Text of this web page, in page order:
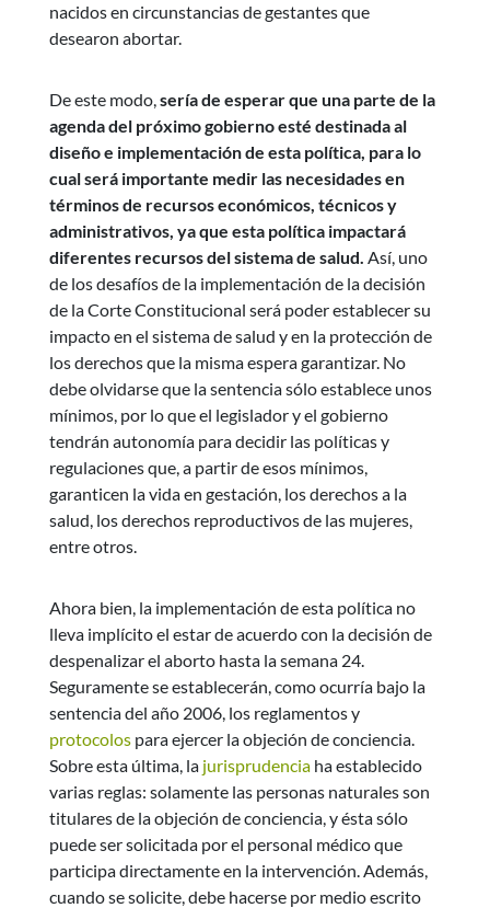
nacidos en circunstancias de gestantes que
desearon abortar.
De este modo,sería de esperar que una parte de la
agenda del próximo gobierno esté destinada al
diseño e implementación de esta política, para lo
cual será importante medir las necesidades en
términos de recursos económicos, técnicos y
administrativos, ya que esta política impactará
diferentes recursos del sistema de salud. Así, uno
de los desafíos de la implementación de la decisión
de la Corte Constitucional será poder establecer su
impacto en el sistema de salud y en la protección de
los derechos que la misma espera garantizar. No
debe olvidarse que la sentencia sólo establece unos
mínimos, por lo que el legislador y el gobierno
tendrán autonomía para decidir las políticas y
regulaciones que, a partir de esos mínimos,
garanticen la vida en gestación, los derechos a la
salud, los derechos reproductivos de las mujeres,
entre otros.
Ahora bien, la implementación de esta política no
lleva implícito el estar de acuerdo con la decisión de
despenalizar el aborto hasta la semana 24.
Seguramente se establecerán, como ocurría bajo la
sentencia del año 2006, los reglamentos y
protocolos para ejercer la objeción de conciencia.
Sobre esta última, la jurisprudenciaha establecido
varias reglas: solamente las personas naturales son
titulares de la objeción de conciencia, y ésta sólo
puede ser solicitada por el personal médico que
participa directamente en la intervención. Además,
cuando se solicite, debe hacerse por medio escrito